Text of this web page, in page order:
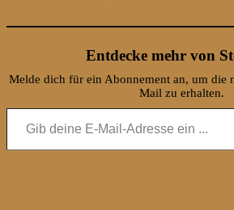
Entdecke mehr von
Melde dich für ein Abonnement an, um die
Mail zu erhalten.
Gib deine E-Mail-Adresse ein ...